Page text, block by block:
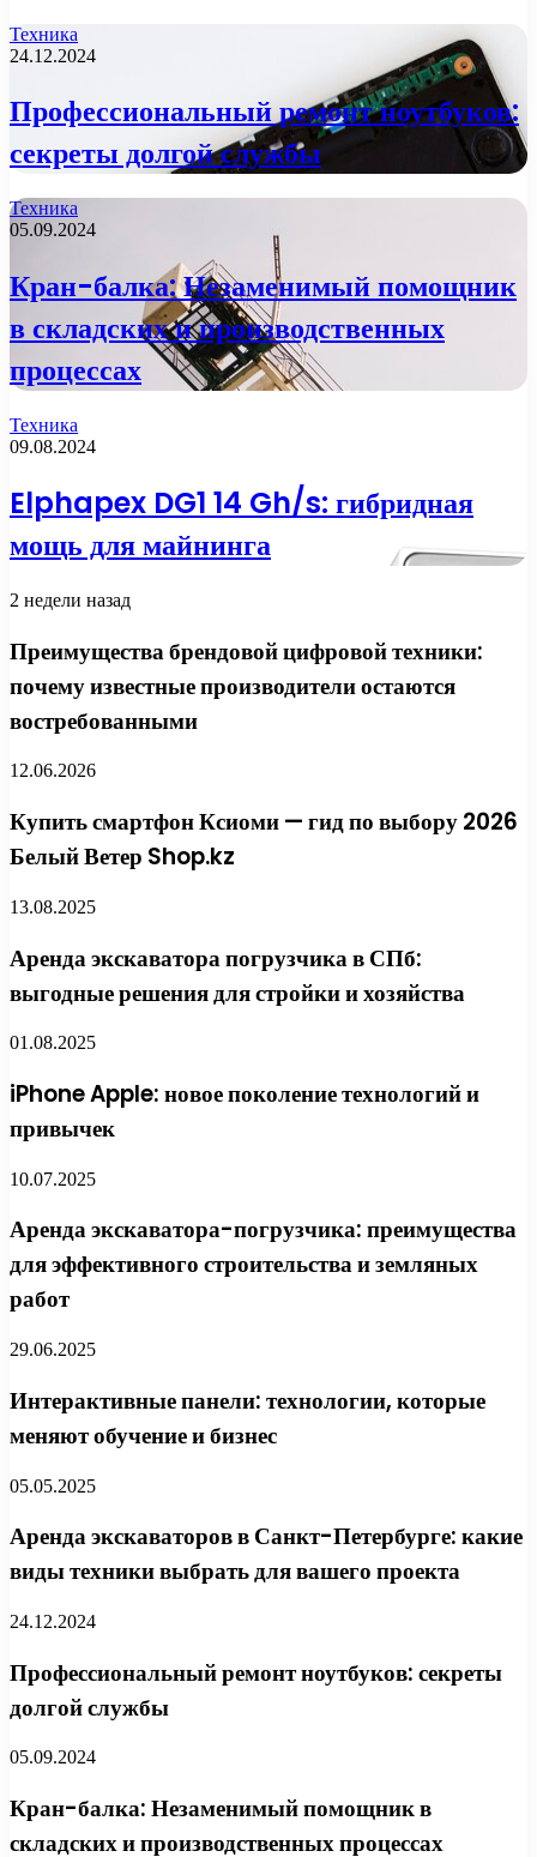
Техника
24.12.2024
Профессиональный ремонт ноутбуков:
секреты долгой службы
Техника
05.09.2024
Кран-балка: Незаменимый помощник
в складских и производственных
процессах
Техника
09.08.2024
Elphapex DG1 14 Gh/s: гибридная
мощь для майнинга
2 недели назад
Преимущества брендовой цифровой техники:
почему известные производители остаются
востребованными
12.06.2026
Купить смартфон Ксиоми — гид по выбору 2026
Белый Ветер Shop.kz
13.08.2025
Аренда экскаватора погрузчика в СПб:
выгодные решения для стройки и хозяйства
01.08.2025
iPhone Apple: новое поколение технологий и
привычек
10.07.2025
Аренда экскаватора-погрузчика: преимущества
для эффективного строительства и земляных
работ
29.06.2025
Интерактивные панели: технологии, которые
меняют обучение и бизнес
05.05.2025
Аренда экскаваторов в Санкт-Петербурге: какие
виды техники выбрать для вашего проекта
24.12.2024
Профессиональный ремонт ноутбуков: секреты
долгой службы
05.09.2024
Кран-балка: Незаменимый помощник в
складских и производственных процессах